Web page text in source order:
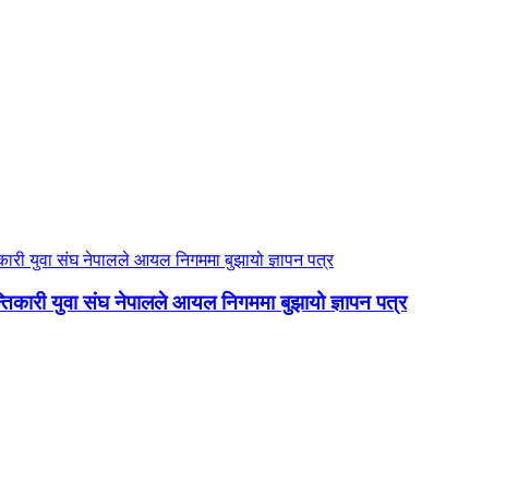
युवा संघ नेपालले आयल निगममा बुझायो ज्ञापन पत्र